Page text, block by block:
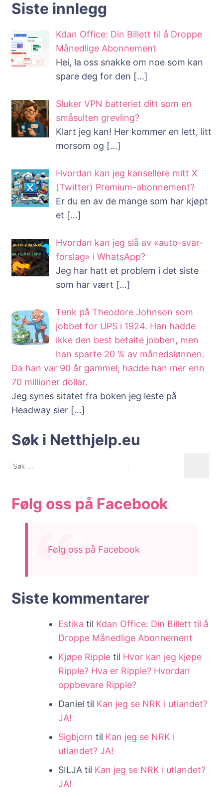
Siste innlegg
Kdan Office: Din Billett til å Droppe
Månedlige Abonnement
Hei, la oss snakke om noe som kan
spare deg for den […]
Sluker VPN batteriet ditt som en
småsulten grevling?
Klart jeg kan! Her kommer en lett, litt
morsom og […]
Hvordan kan jeg kansellere mitt X
(Twitter) Premium-abonnement?
Er du en av de mange som har kjøpt
et […]
Hvordan kan jeg slå av «auto-svar-
forslag» i WhatsApp?
Jeg har hatt et problem i det siste
som har vært […]
Tenk på Theodore Johnson som
jobbet for UPS i 1924. Han hadde
ikke den best betalte jobben, men
han sparte 20 % av månedslønnen.
Da han var 90 år gammel, hadde han mer enn
70 millioner dollar.
Jeg synes sitatet fra boken jeg leste på
Headway sier […]
Søk i Netthjelp.eu
Søk
Følg oss på Facebook
Følg oss på Facebook
Siste kommentarer
Estika til Kdan Office: Din Billett til å
Droppe Månedlige Abonnement
Kjøpe Ripple til Hvor kan jeg kjøpe
Ripple? Hva er Ripple? Hvordan
oppbevare Ripple?
Daniel til Kan jeg se NRK i utlandet?
JA!
Sigbjorn til Kan jeg se NRK i
utlandet? JA!
SILJA til Kan jeg se NRK i utlandet?
JA!